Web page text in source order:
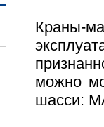
Краны-
можно
шасси: